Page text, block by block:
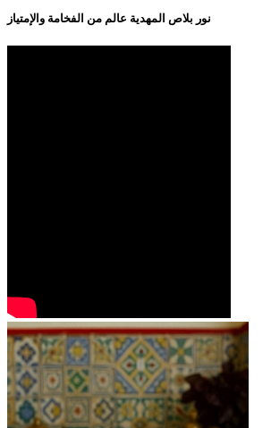
نور بلاص المهدية عالم من الفخامة والإمتياز